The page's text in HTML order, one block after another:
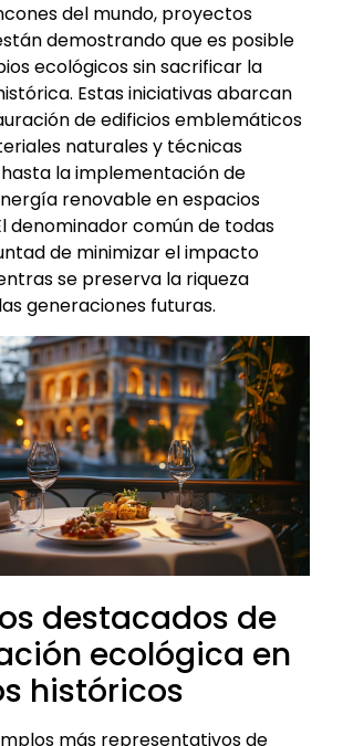
del mundo, proyectos
demostrando que es posible
ecológicos sin sacrificar la
Estas iniciativas abarcan
de edificios emblemáticos
naturales y técnicas
la implementación de
renovable en espacios
denominador común de todas
de minimizar el impacto
se preserva la riqueza
generaciones futuras.
destacados de
ecológica en
históricos
más representativos de